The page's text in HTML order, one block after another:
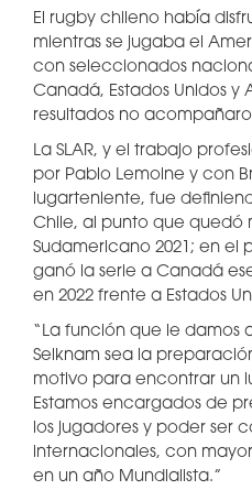
El rugby chileno había
mientras se jugaba el
con seleccionados
Canadá, Estados Unidos y
resultados no
La SLAR, y el trabajo
por Pablo Lemoine y con
lugarteniente, fue
Chile, al punto que quedó
Sudamericano 2021; en el
ganó la serie a Canadá
en 2022 frente a Estados
“La función que le damos
Selknam sea la
motivo para encontrar un
Estamos encargados de
los jugadores y poder ser
internacionales, con
en un año Mundialista.”